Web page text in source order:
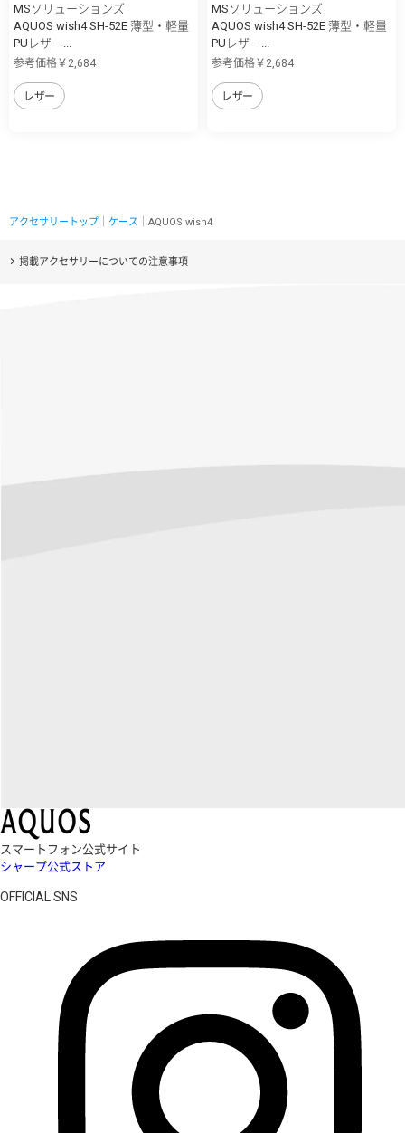
MSソリューションズ
AQUOS wish4 SH-52E 薄型・軽量
PUレザー...
参考価格￥2,684
レザー
MSソリューションズ
AQUOS wish4 SH-52E 薄型・軽量
PUレザー...
参考価格￥2,684
レザー
アクセサリートップ ケース ｜AQUOS wish4
掲載アクセサリーについての注意事項
スマートフォン公式サイト
シャープ公式ストア
OFFICIAL SNS